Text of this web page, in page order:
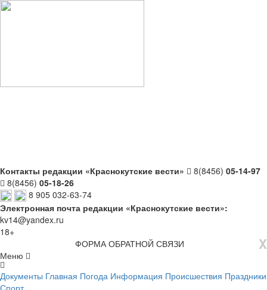
Контакты редакции «Краснокутские вести» 8(8456) 05-14-97
8(8456) 05-18-26
8 905 032-63-74
Электронная почта редакции «Краснокутские вести»:
kv14@yandex.ru
18+
X
ФОРМА ОБРАТНОЙ СВЯЗИ
Меню
Документы Главная Погода Информация Происшествия Праздники